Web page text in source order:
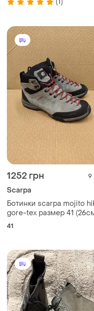
натуральной замши
1252 грн 9
Scarpa
Ботинки scarpa mojito
gore-tex размер 41
41